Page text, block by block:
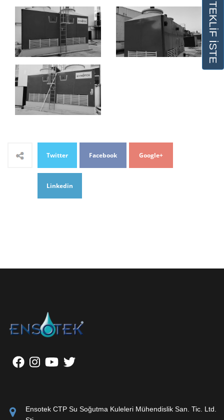
Twitter Facebook Google+
Linkedin
Ensotek CTP Su Soğutma Kuleleri Mühendislik San. Tic. Ltd.
TEKLİF İSTE